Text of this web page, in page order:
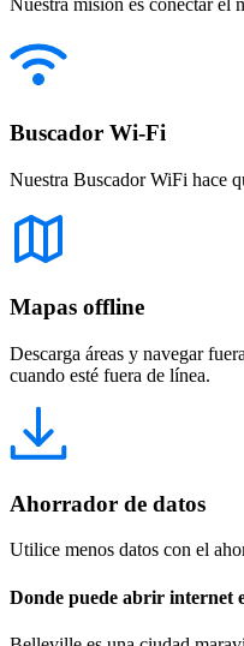
Nuestra misión es conectar el
Buscador Wi-Fi
Nuestra Buscador WiFi hace
Mapas offline
Descarga áreas y navegar
cuando esté fuera de línea.
Ahorrador de datos
Utilice menos datos con el
Donde puede abrir internet